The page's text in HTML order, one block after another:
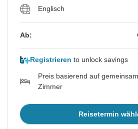
Englisch
Ab:
Registrieren to unlock savings
Preis basierend auf
Zimmer
Reisetermin